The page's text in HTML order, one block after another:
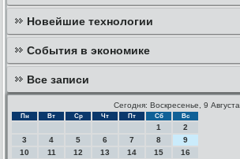
Новейшие технологии
События в экономике
Все записи
Сегодня: Воскресенье, 9 Августа
Пн Вт Ср Чт Пт Сб Вс
1
2
3
4 5 6 7 8
9
10
11 12 13 14 15
16